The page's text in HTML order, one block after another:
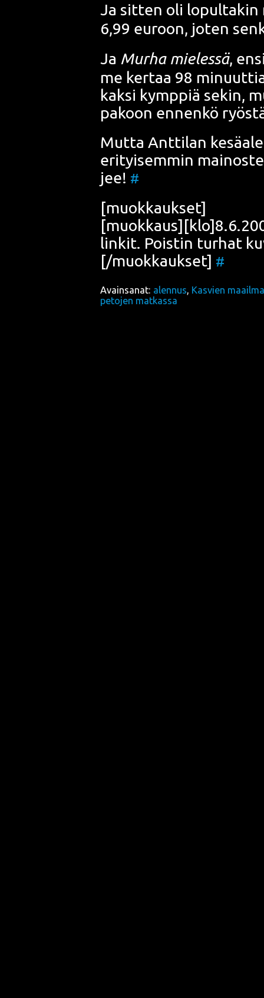
Ja sit­ten oli lopul­ta­kin
6,99 euroon, joten
Ja Mur­ha mie­les­sä,
me ker­taa 98
kak­si kymp­piä sekin,
pakoon ennen­kö
Mut­ta Ant­ti­lan
eri­tyi­sem­min
jee! #
[muok­kauk­set]
lin­kit. Pois­tin tur­hat
[/muokkaukset] #
Avainsanat: alennus, Kasvien maailma
petojen matkassa